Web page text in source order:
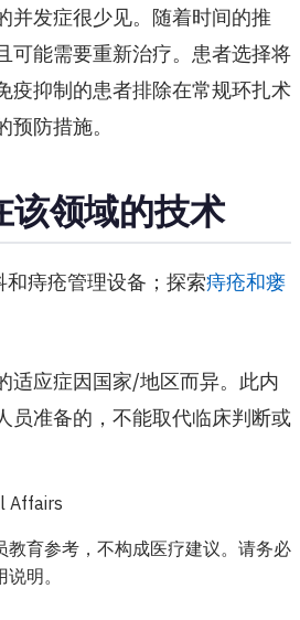
并发症很少见。随着时间的推
可能需要重新治疗。患者选择将
疫抑制的患者排除在常规环扎术
防措施。
该领域的技术
和痔疮管理设备；探索痔疮和瘘
适应症因国家/地区而异。此内
员准备的，不能取代临床判断或
Affairs
教育参考，不构成医疗建议。请务必
明。